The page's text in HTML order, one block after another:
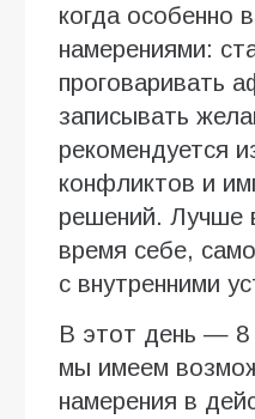
когда особенно
намерениями:
проговаривать
записывать
рекомендуется
конфликтов и
решений. Лучше
время себе,
с внутренними
В этот день —
мы имеем
намерения в